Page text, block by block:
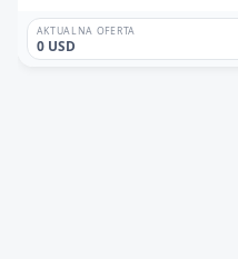
AKTUALNA OFERTA
0 USD